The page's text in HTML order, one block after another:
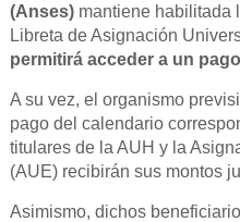
(Anses) mantiene habilitada
Libreta de Asignación
permitirá acceder a un
A su vez, el organismo
pago del calendario
titulares de la AUH y la
(AUE) recibirán sus montos
Asimismo, dichos